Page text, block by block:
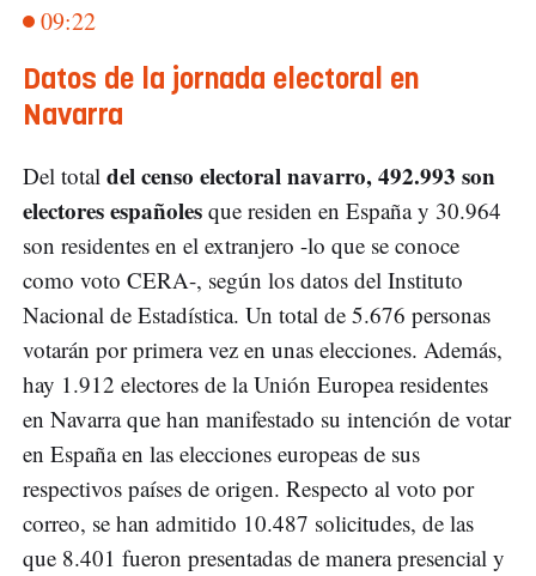
09:22
Datos de la jornada electoral en
Navarra
Del total del censo electoral navarro, 492.993 son
electores españoles que residen en España y 30.964
son residentes en el extranjero -lo que se conoce
como voto CERA-, según los datos del Instituto
Nacional de Estadística. Un total de 5.676 personas
votarán por primera vez en unas elecciones. Además,
hay 1.912 electores de la Unión Europea residentes
en Navarra que han manifestado su intención de votar
en España en las elecciones europeas de sus
respectivos países de origen. Respecto al voto por
correo, se han admitido 10.487 solicitudes, de las
que 8.401 fueron presentadas de manera presencial y